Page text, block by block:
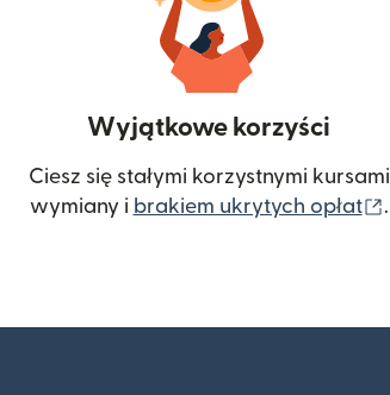
Wyjątkowe korzyści
Ciesz się stałymi korzystnymi kursami
wymiany i brakiem ukrytych opłat .